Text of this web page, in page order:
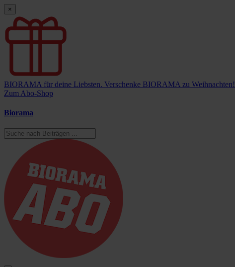
×
BIORAMA für deine Liebsten. Verschenke BIORAMA zu Weihnachten!
Zum Abo-Shop
Biorama